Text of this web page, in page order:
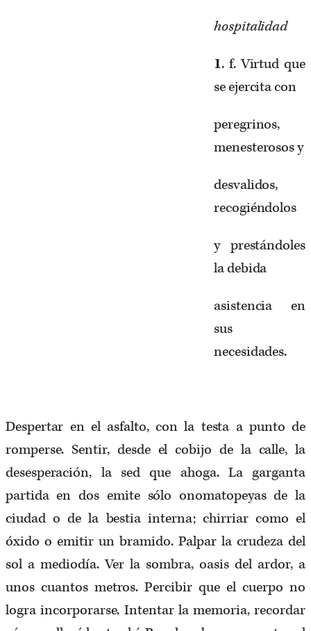
hospitalidad
1. f. Virtud que
se ejercita con
peregrinos,
menesterosos y
desvalidos,
recogiéndolos
y prestándoles
la debida
asistencia en
sus
necesidades.
Despertar en el asfalto, con la testa a punto de
romperse. Sentir, desde el cobijo de la calle, la
desesperación, la sed que ahoga. La garganta
partida en dos emite sólo onomatopeyas de la
ciudad o de la bestia interna; chirriar como el
óxido o emitir un bramido. Palpar la crudeza del
sol a mediodía. Ver la sombra, oasis del ardor, a
unos cuantos metros. Percibir que el cuerpo no
logra incorporarse. Intentar la memoria, recordar